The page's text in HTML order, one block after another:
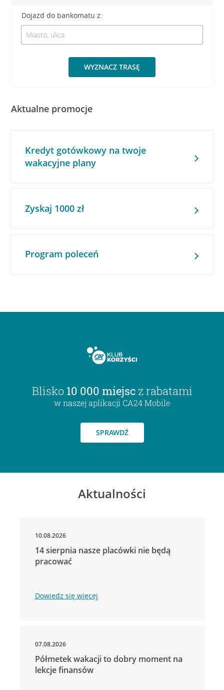
Dojazd do bankomatu z:
WYZNACZ TRASĘ
Aktualne promocje
Kredyt gotówkowy na twoje
wakacyjne plany
Zyskaj 1000 zł
Program poleceń
Blisko 10 000 miejsc z rabatami
w naszej aplikacji CA24 Mobile
SPRAWDŹ
Aktualności
10.08.2026
14 sierpnia nasze placówki nie będą
pracować
Dowiedz się więcej
07.08.2026
Półmetek wakacji to dobry moment na
lekcje finansów